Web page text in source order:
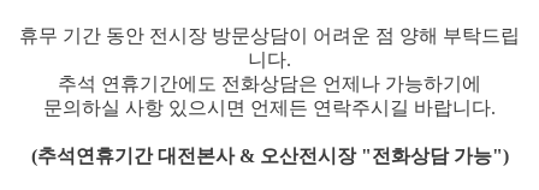
휴무 기간 동안 전시장 방문상담이 어려운 점 양해 부탁드립
니다.
추석 연휴기간에도 전화상담은 언제나 가능하기에
문의하실 사항 있으시면 언제든 연락주시길 바랍니다.
(추석연휴기간 대전본사 & 오산전시장 "전화상담 가능")